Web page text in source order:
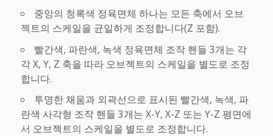
중앙의 청록색 정육면체 하나는 모든 축에서 오브
젝트의 스케일을 균일하게 조정합니다(Z 포함).
빨간색, 파란색, 녹색 정육면체 조작 핸들 3개는 각
각 X, Y, Z 축을 따라 오브젝트의 스케일을 별도로 조정
합니다.
투명한 채움과 외곽선으로 표시된 빨간색, 녹색, 파
란색 사각형 조작 핸들 3개는 X-Y, X-Z 또는 Y-Z 평면에
서 오브젝트의 스케일을 별도로 조정합니다.